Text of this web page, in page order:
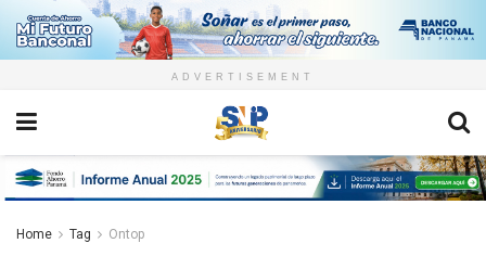
ADVERTISEMENT
Home Tag Ontop